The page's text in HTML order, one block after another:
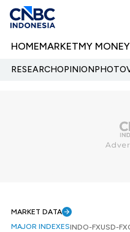
HOMEMARKETMY MONEY
RESEARCHOPINIONPHOTO
MARKET DATA
MAJOR INDEXESINDO-FXUSD-FX